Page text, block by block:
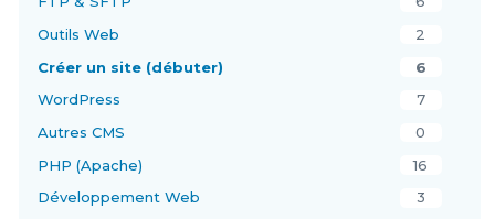
Outils Web
2
Créer un site (débuter)
6
WordPress
7
Autres CMS
0
PHP (Apache)
16
Développement Web
3